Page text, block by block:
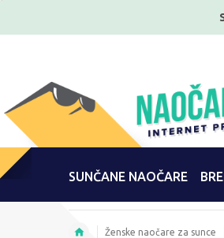
SUNČANE NAOČARE
Ženske naočare za sunce